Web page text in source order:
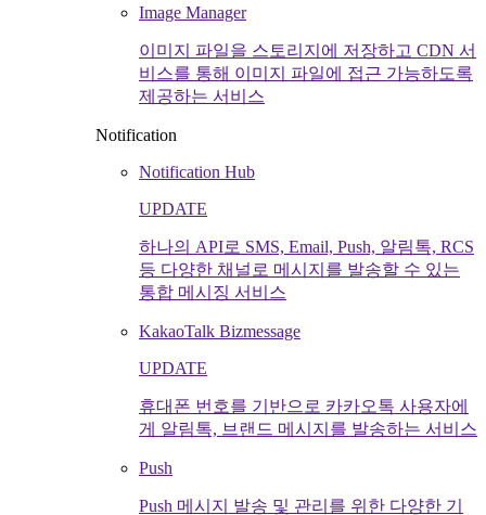
Image Manager
이미지 파일을 스토리지에 저장하고 CDN 서
비스를 통해 이미지 파일에 접근 가능하도록
제공하는 서비스
Notification
Notification Hub
UPDATE
하나의 API로 SMS, Email, Push, 알림톡, RCS
등 다양한 채널로 메시지를 발송할 수 있는
통합 메시징 서비스
KakaoTalk Bizmessage
UPDATE
휴대폰 번호를 기반으로 카카오톡 사용자에
게 알림톡, 브랜드 메시지를 발송하는 서비스
Push
Push 메시지 발송 및 관리를 위한 다양한 기